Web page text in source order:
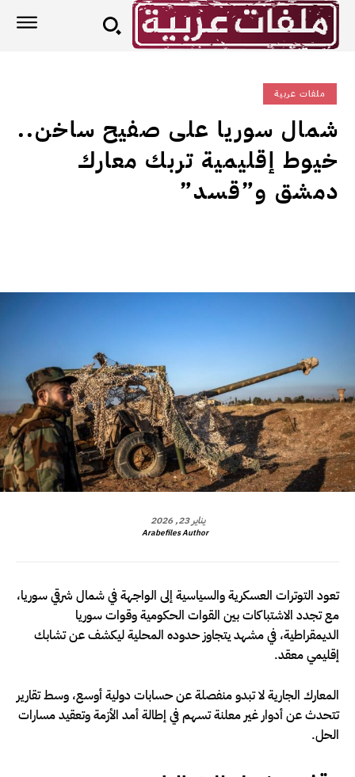
ملفات عربية
شمال سوريا على صفيح ساخن..
خيوط إقليمية تربك معارك
دمشق و”قسد”
يناير 23, 2026
Arabefiles Author
تعود التوترات العسكرية والسياسية إلى الواجهة في شمال شرقي سوريا،
مع تجدد الاشتباكات بين القوات الحكومية وقوات سوريا
الديمقراطية، في مشهد يتجاوز حدوده المحلية ليكشف عن تشابك
إقليمي معقد.
المعارك الجارية لا تبدو منفصلة عن حسابات دولية أوسع، وسط تقارير
تتحدث عن أدوار غير معلنة تسهم في إطالة أمد الأزمة وتعقيد مسارات
الحل.